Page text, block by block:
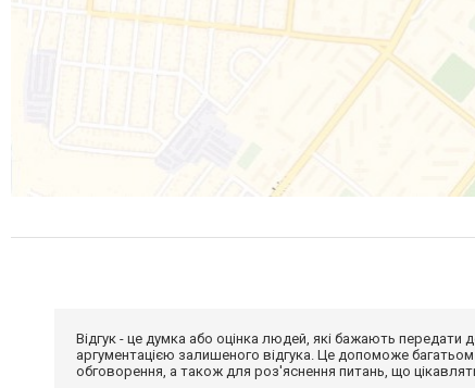
Відгук - це думка або оцінка людей, які бажають
аргументацією залишеного відгука. Це допоможе
обговорення, а також для роз'яснення питань, що